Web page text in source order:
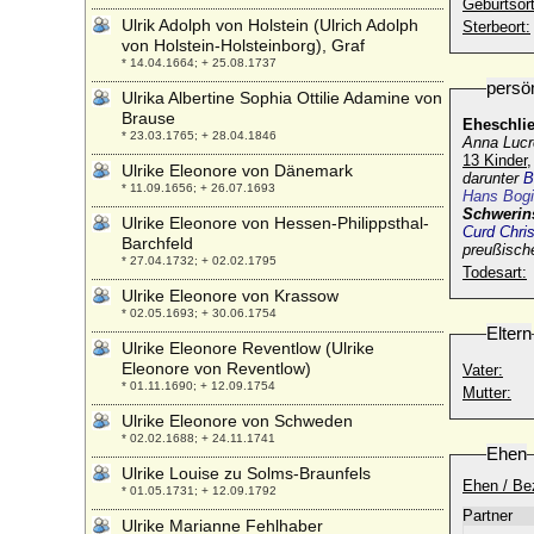
Sterbeort:
Anna
13 Kinder,
darunter
Hans
Curd
Todesart:
Eltern
Vater:
Mutter:
Ehen
Ehen /
Partner
Ulrik Adolph von Holstein (Ulrich Adolph
von Holstein-Holsteinborg), Graf
* 14.04.1664; + 25.08.1737
Ulrika Albertine Sophia Ottilie Adamine von
Brause
* 23.03.1765; + 28.04.1846
Ulrike Eleonore von Dänemark
* 11.09.1656; + 26.07.1693
Ulrike Eleonore von Hessen-Philippsthal-
Barchfeld
* 27.04.1732; + 02.02.1795
Ulrike Eleonore von Krassow
* 02.05.1693; + 30.06.1754
Ulrike Eleonore Reventlow (Ulrike
Eleonore von Reventlow)
* 01.11.1690; + 12.09.1754
Ulrike Eleonore von Schweden
* 02.02.1688; + 24.11.1741
Ulrike Louise zu Solms-Braunfels
* 01.05.1731; + 12.09.1792
Ulrike Marianne Fehlhaber